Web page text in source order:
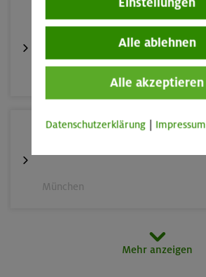
19.08.26
Schnupperkletterkurs indoor
22./23.08.26
München
Mehr anzeigen
Alle ablehnen
Alle akzeptieren
Datenschutzerklärung Impressum